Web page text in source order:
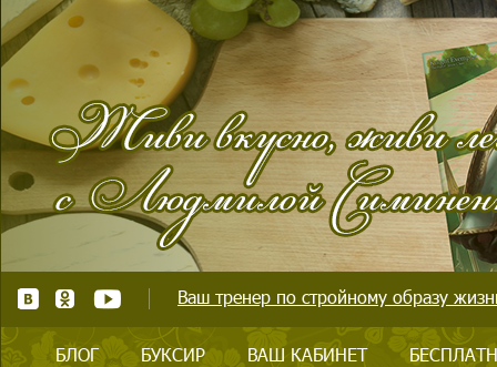
Ваш тренер по стройному образу
БЛОГ БУКСИР ВАШ КАБИНЕТ